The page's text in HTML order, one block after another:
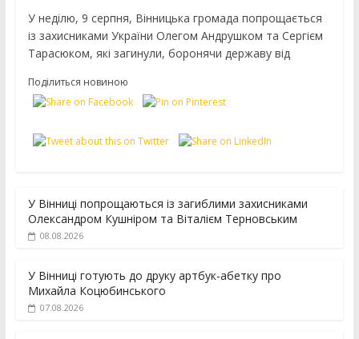
У неділю, 9 серпня, Вінницька громада попрощається
із захисниками України Олегом Андрушком та Сергієм
Тарасюком, які загинули, боронячи державу від
Поділиться новиною
У Вінниці попрощаються із загиблими захисниками
Олександром Кушніром та Віталієм Терновським
08.08.2026
У Вінниці готують до друку артбук-абетку про
Михайла Коцюбинського
07.08.2026